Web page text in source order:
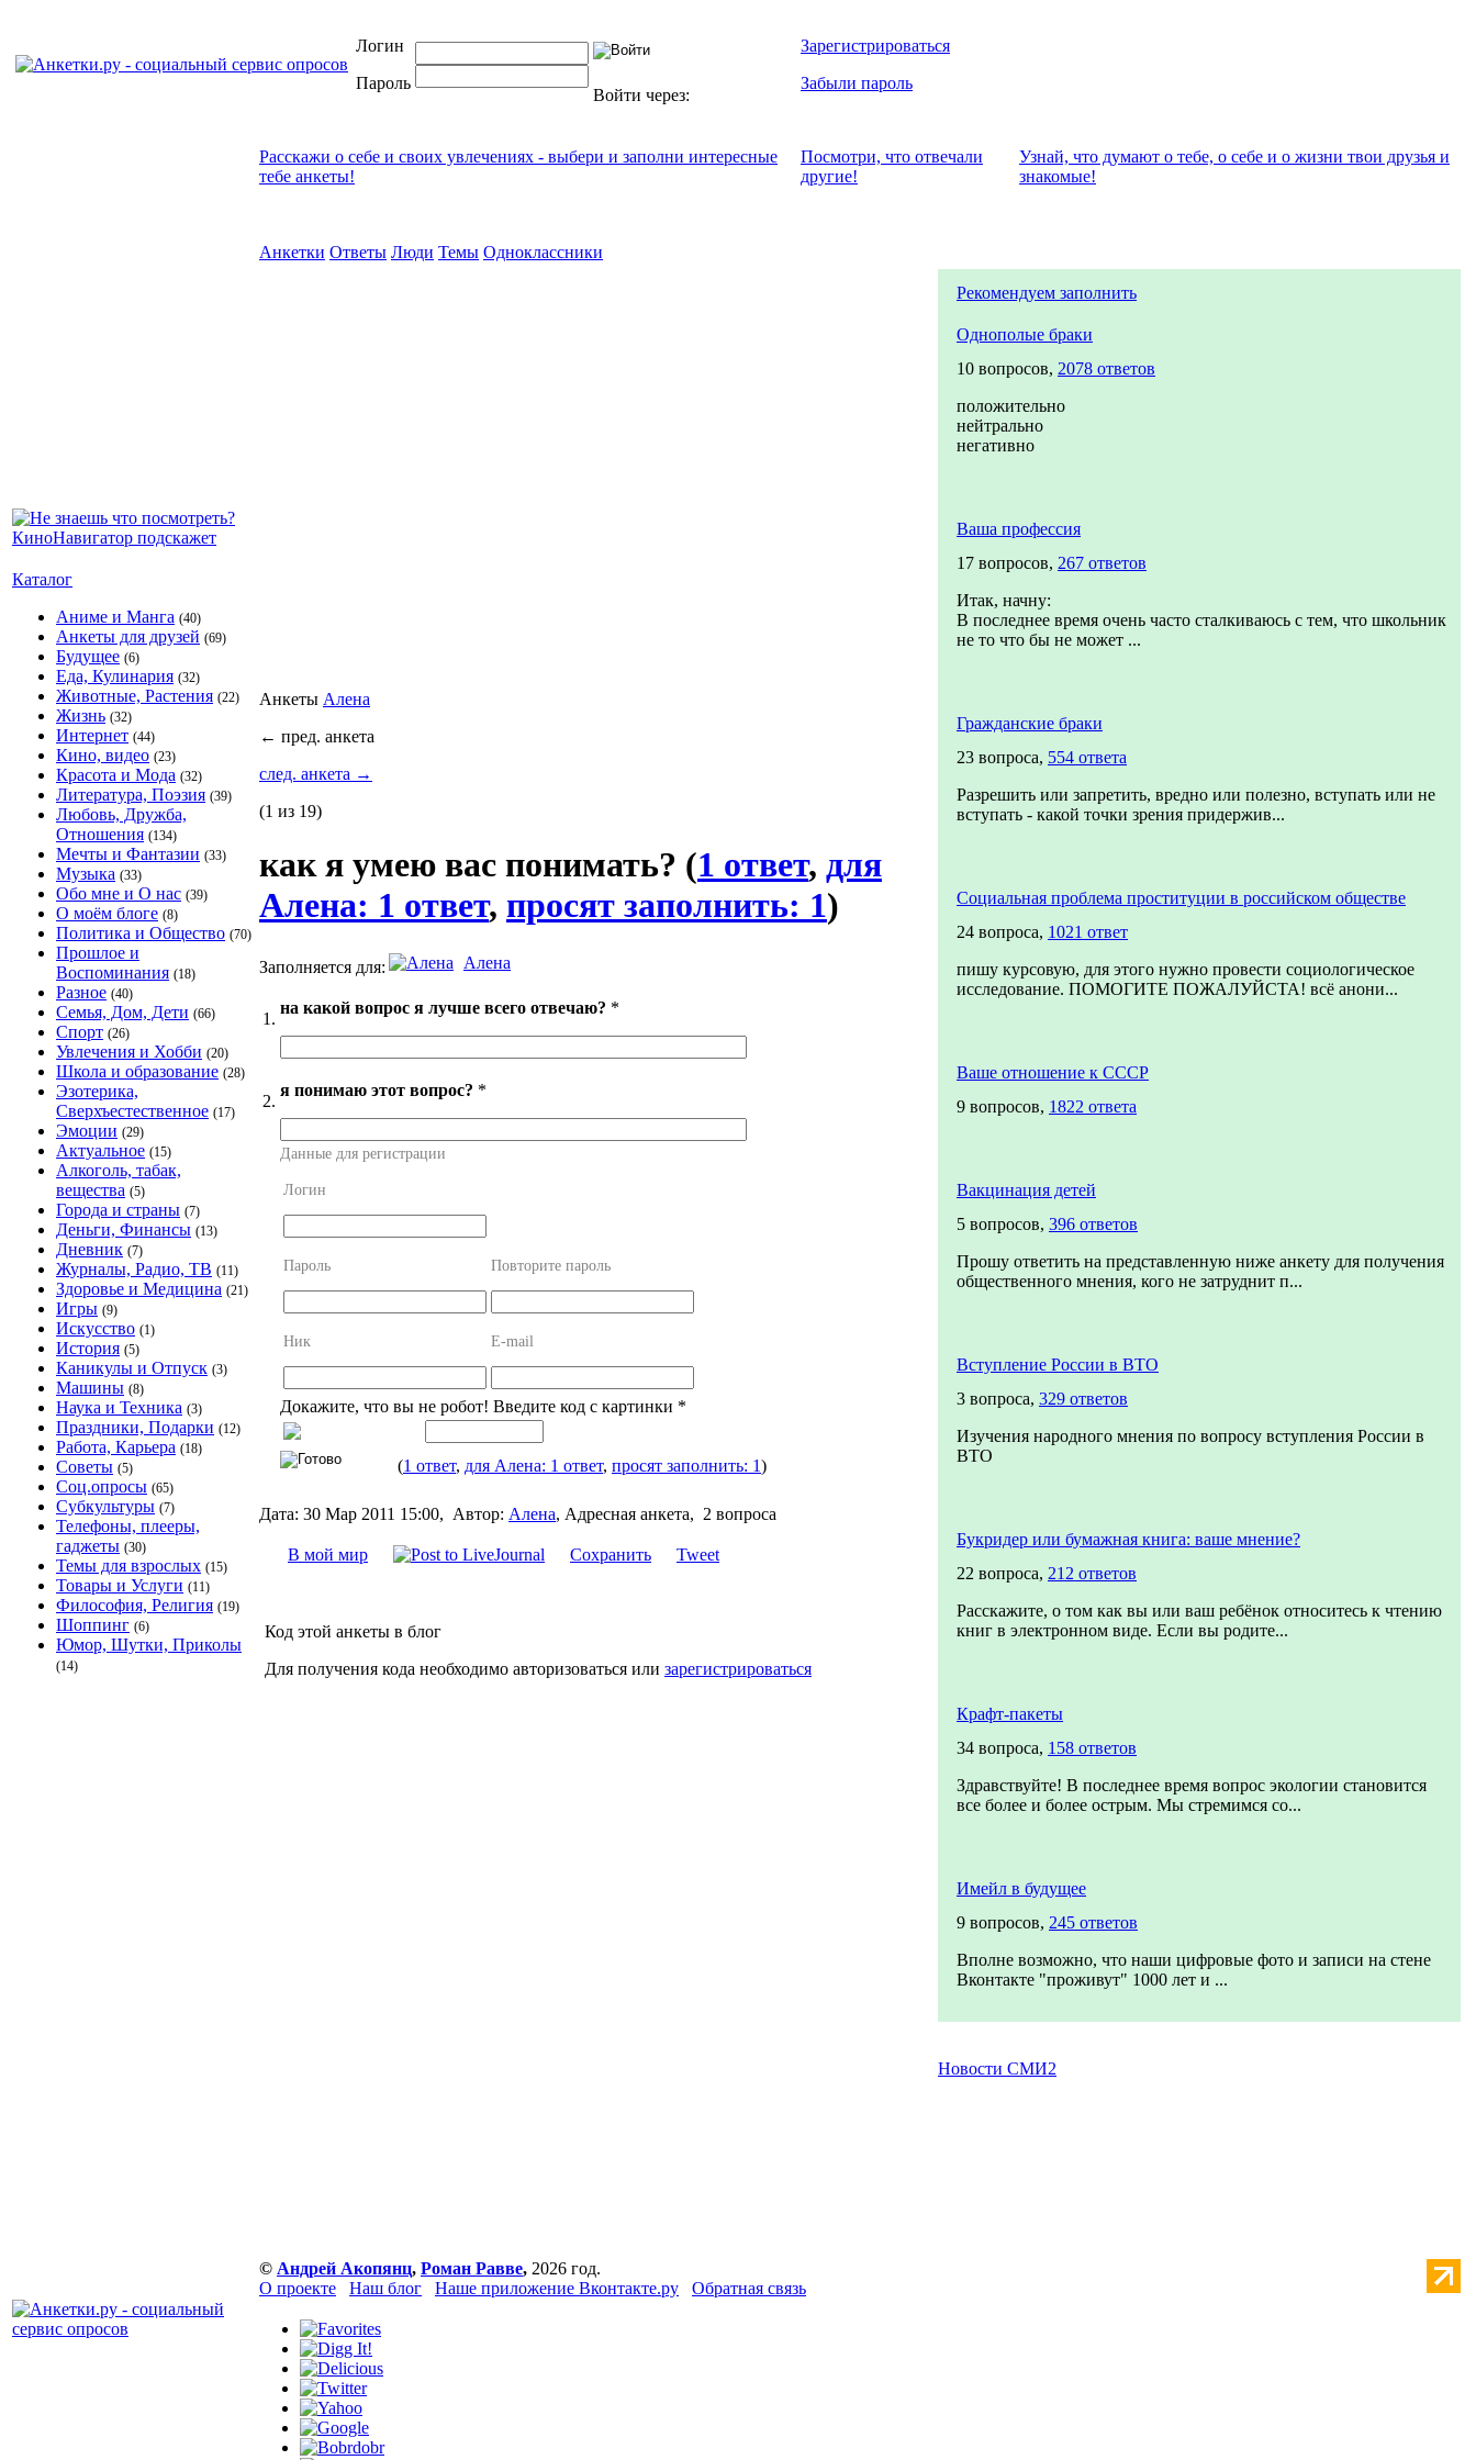
Логин
Пароль
Войти через:
Зарегистрироваться
Забыли пароль
Каталог
Аниме и Манга (40)
Анкеты для друзей (69)
Будущее (6)
Еда, Кулинария (32)
Животные, Растения (22)
Жизнь (32)
Интернет (44)
Кино, видео (23)
Красота и Мода (32)
Литература, Поэзия (39)
Любовь, Дружба,
Отношения (134)
Мечты и Фантазии (33)
Музыка (33)
Обо мне и О нас (39)
О моём блоге (8)
Политика и Общество (70)
Прошлое и
Воспоминания (18)
Разное (40)
Семья, Дом, Дети (66)
Спорт (26)
Увлечения и Хобби (20)
Школа и образование (28)
Эзотерика,
Сверхъестественное (17)
Эмоции (29)
Актуальное (15)
Алкоголь, табак,
вещества (5)
Города и страны (7)
Деньги, Финансы (13)
Дневник (7)
Журналы, Радио, ТВ (11)
Здоровье и Медицина (21)
Игры (9)
Искусство (1)
История (5)
Каникулы и Отпуск (3)
Машины (8)
Наука и Техника (3)
Праздники, Подарки (12)
Работа, Карьера (18)
Советы (5)
Соц.опросы (65)
Субкультуры (7)
Телефоны, плееры,
гаджеты (30)
Темы для взрослых (15)
Товары и Услуги (11)
Философия, Религия (19)
Шоппинг (6)
Юмор, Шутки, Приколы
(14)
Расскажи о себе и своих увлечениях - выбери и заполни интересные
тебе анкеты!
Посмотри, что отвeчали
другие!
Узнай, что думают о тебе, о себе и о жизни твои друзья и
знакомые!
Анкетки Ответы Люди Темы Одноклассники
Анкеты Алена
← пред. анкета
след. анкета →
(1 из 19)
как я умею вас понимать? (1 ответ, для
Алена: 1 ответ, просят заполнить: 1)
Заполняется для: Алена
1.
на какой вопрос я лучше всего отвечаю? *
2.
я понимаю этот вопрос? *
Данные для регистрации
Логин
Пароль Повторите пароль
Ник E-mail
Докажите, что вы не робот! Введите код с картинки *
(1 ответ, для Алена: 1 ответ, просят заполнить: 1)
Дата: 30 Мар 2011 15:00, Автор: Алена, Адресная анкета, 2 вопроса
В мой мир Сохранить Tweet
Код этой анкеты в блог
Для получения кода необходимо авторизоваться или зарегистрироваться
Рекомендуем заполнить
Однополые браки
10 вопросов, 2078 ответов
положительно
нейтрально
негативно
Ваша профессия
17 вопросов, 267 ответов
Итак, начну:
В последнее время очень часто сталкиваюсь с тем, что школьник
не то что бы не может ...
Гражданские браки
23 вопроса, 554 ответа
Разрешить или запретить, вредно или полезно, вступать или не
вступать - какой точки зрения придержив...
Социальная проблема проституции в российском обществе
24 вопроса, 1021 ответ
пишу курсовую, для этого нужно провести социологическое
исследование. ПОМОГИТЕ ПОЖАЛУЙСТА! всё анони...
Ваше отношение к СССР
9 вопросов, 1822 ответа
Вакцинация детей
5 вопросов, 396 ответов
Прошу ответить на представленную ниже анкету для получения
общественного мнения, кого не затруднит п...
Вступление России в ВТО
3 вопроса, 329 ответов
Изучения народного мнения по вопросу вступления России в
ВТО
Букридер или бумажная книга: ваше мнение?
22 вопроса, 212 ответов
Расскажите, о том как вы или ваш ребёнок относитесь к чтению
книг в электронном виде. Если вы родите...
Крафт-пакеты
34 вопроса, 158 ответов
Здравствуйте! В последнее время вопрос экологии становится
все более и более острым. Мы стремимся со...
Имейл в будущее
9 вопросов, 245 ответов
Вполне возможно, что наши цифровые фото и записи на стене
Вконтакте "проживут" 1000 лет и ...
Новости СМИ2
© Андрей Акопянц, Роман Равве, 2026 год.
О проекте
Наш блог Наше приложение Вконтакте.ру Обратная связь